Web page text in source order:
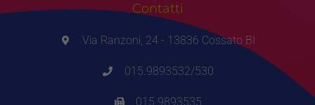
Contatti
Via Ranzoni, 24 - 13836 Cossato BI
015.9893532/530
015.9893535